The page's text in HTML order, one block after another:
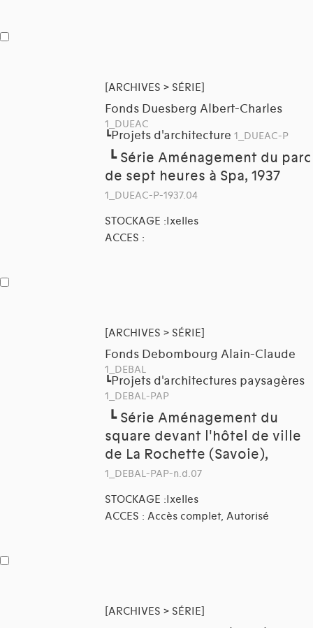
[ARCHIVES > SÉRIE]
Fonds Duesberg Albert-Charles
1_DUEAC
┗Projets d'architecture 1_DUEAC-P
┗ Série Aménagement du parc
de sept heures à Spa, 1937
1_DUEAC-P-1937.04
STOCKAGE :Ixelles
ACCES :
[ARCHIVES > SÉRIE]
Fonds Debombourg Alain-Claude
1_DEBAL
┗Projets d'architectures paysagères
1_DEBAL-PAP
┗ Série Aménagement du
square devant l'hôtel de ville
de La Rochette (Savoie),
1_DEBAL-PAP-n.d.07
STOCKAGE :Ixelles
ACCES : Accès complet, Autorisé
[ARCHIVES > SÉRIE]